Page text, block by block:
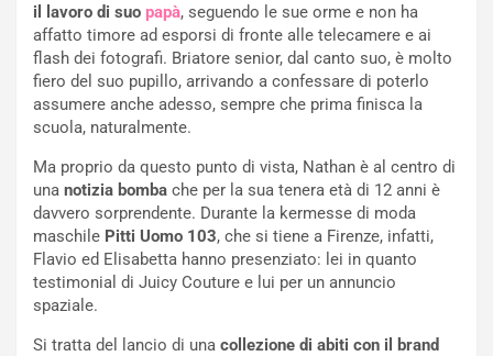
il lavoro di suo papà, seguendo le sue orme e non ha
affatto timore ad esporsi di fronte alle telecamere e ai
flash dei fotografi. Briatore senior, dal canto suo, è molto
fiero del suo pupillo, arrivando a confessare di poterlo
assumere anche adesso, sempre che prima finisca la
scuola, naturalmente.
Ma proprio da questo punto di vista, Nathan è al centro di
una notizia bomba che per la sua tenera età di 12 anni è
davvero sorprendente. Durante la kermesse di moda
maschile Pitti Uomo 103, che si tiene a Firenze, infatti,
Flavio ed Elisabetta hanno presenziato: lei in quanto
testimonial di Juicy Couture e lui per un annuncio
spaziale.
Si tratta del lancio di una collezione di abiti con il brand